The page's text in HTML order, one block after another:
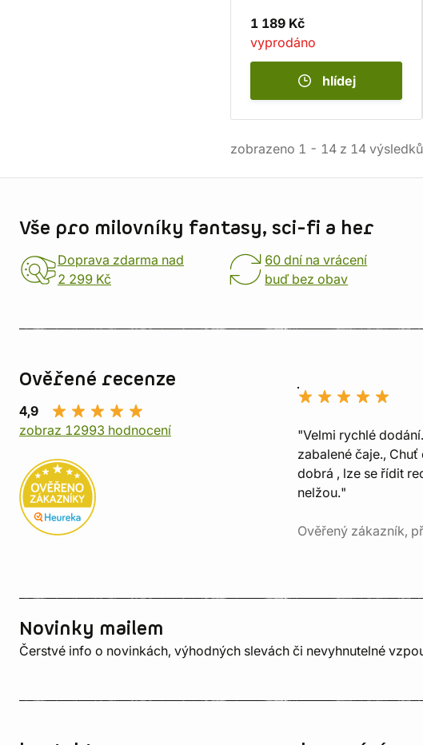
1 189 Kč
vyprodáno
hlídej
zobrazeno 1 - 14 z 14 výsledků
Vše pro milovníky fantasy, sci-fi a her
Doprava zdarma nad
2 299 Kč
60 dní na vrácení
buď bez obav
Ověřené recenze
4,9
zobraz 12993 hodnocení
"Velmi rychlé
zabalené čaje., Chuť
dobrá , lze se řídit
nelžou."
Ověřený zákazník,
Novinky mailem
Čerstvé info o novinkách, výhodných slevách či nevyhnutelné